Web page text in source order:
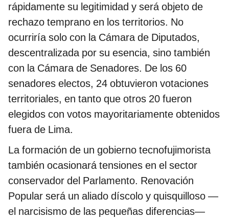
rápidamente su legitimidad y será objeto de
rechazo temprano en los territorios. No
ocurriría solo con la Cámara de Diputados,
descentralizada por su esencia, sino también
con la Cámara de Senadores. De los 60
senadores electos, 24 obtuvieron votaciones
territoriales, en tanto que otros 20 fueron
elegidos con votos mayoritariamente obtenidos
fuera de Lima.
La formación de un gobierno tecnofujimorista
también ocasionará tensiones en el sector
conservador del Parlamento. Renovación
Popular será un aliado díscolo y quisquilloso —
el narcisismo de las pequeñas diferencias—